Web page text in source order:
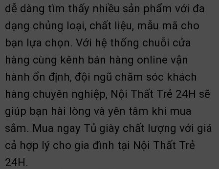
dễ dàng tìm thấy nhiều sản phẩm với đa
dạng chủng loại, chất liệu, mẫu mã cho
bạn lựa chọn. Với hệ thống chuỗi cửa
hàng cùng kênh bán hàng online vận
hành ổn định, đội ngũ chăm sóc khách
hàng chuyên nghiệp, Nội Thất Trẻ 24H sẽ
giúp bạn hài lòng và yên tâm khi mua
sắm. Mua ngay Tủ giày chất lượng với giá
cả hợp lý cho gia đình tại Nội Thất Trẻ
24H.